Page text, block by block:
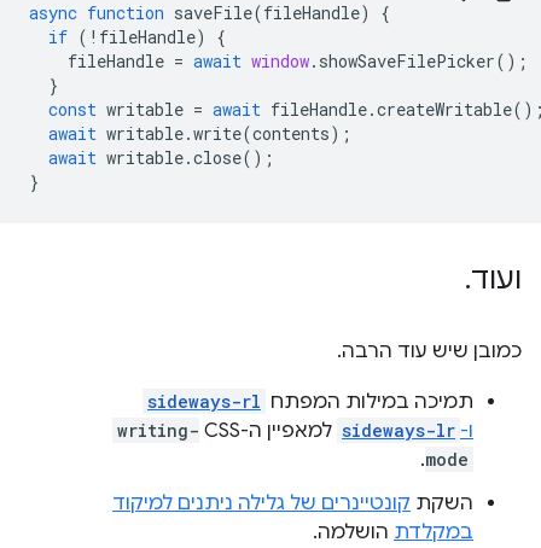
async function saveFile(fileHandle)
{
if ( ! fileHandle)
{
fileHandle = await window. showSaveFilePicker();
}
const writable = await fileHandle.createWritable
await writable.write(contents);
await writable.close();
}
ועוד.
כמובן שיש עוד הרבה.
תמיכה במילות המפתח sideways-rl
ו- sideways-lr למאפיין ה-CSS
writing-
mode
.
השקת קונטיינרים של גלילה ניתנים למיקוד
במקלדת הושלמה.